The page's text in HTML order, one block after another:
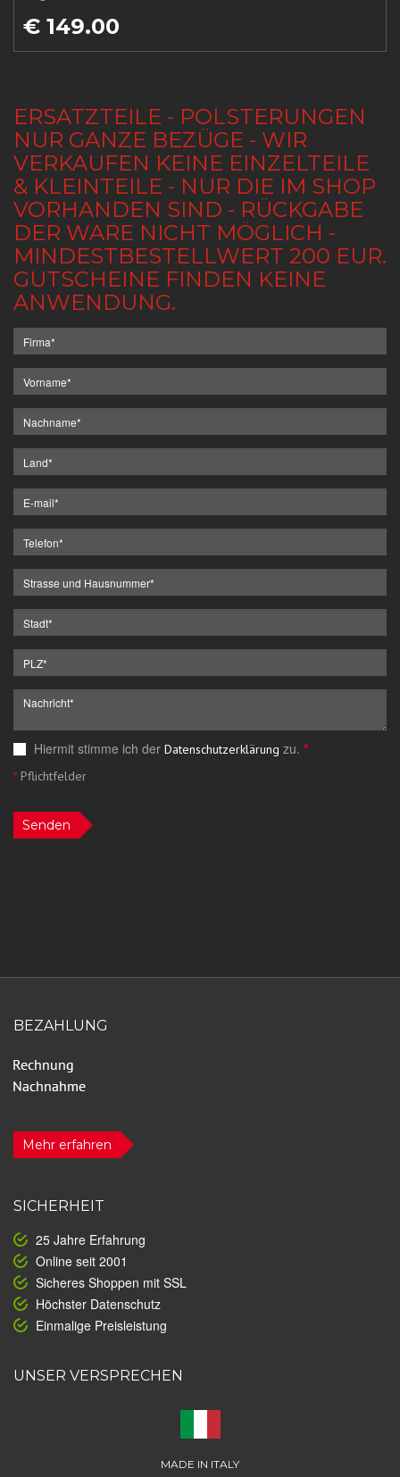
€ 149.00
ERSATZTEILE - POLSTERUNGEN
NUR GANZE BEZÜGE - WIR
VERKAUFEN KEINE EINZELTEILE
& KLEINTEILE - NUR DIE IM SHOP
VORHANDEN SIND - RÜCKGABE
DER WARE NICHT MÖGLICH -
MINDESTBESTELLWERT 200 EUR.
GUTSCHEINE FINDEN KEINE
ANWENDUNG.
Hiermit stimme ich der Datenschutzerklärung zu. *
*Pflichtfelder
Senden
BEZAHLUNG
Mehr erfahren
SICHERHEIT
25 Jahre Erfahrung
Online seit 2001
Sicheres Shoppen mit SSL
Höchster Datenschutz
Einmalige Preisleistung
UNSER VERSPRECHEN
MADE IN ITALY